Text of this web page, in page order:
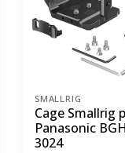
SMALLRIG
Cage Smallrig
Panasonic
3024